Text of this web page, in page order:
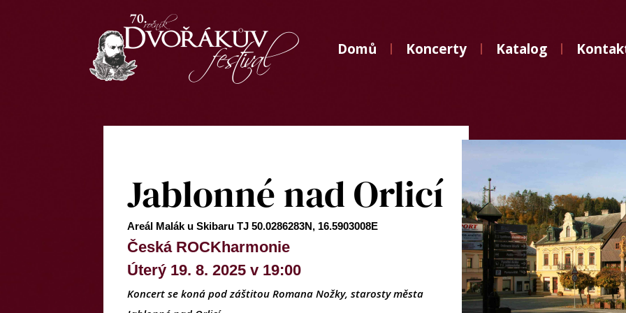
Domů Koncerty Katalog
Koncerty
Jablonné nad Orlicí
Areál Malák u Skibaru TJ 50.0286283N, 16.5903008E
Česká ROCKharmonie
Úterý 19. 8. 2025 v 19:00
Koncert se koná pod záštitou Romana Nožky, starosty města